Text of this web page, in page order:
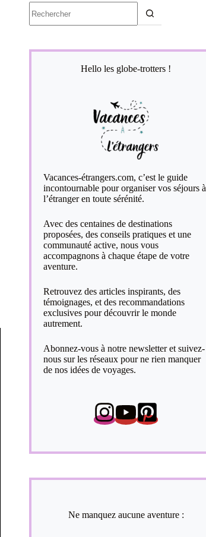
résultat
Hello les globe-trotters !
Vacances-étrangers.com, c’est le guide
incontournable pour organiser vos séjours à
l’étranger en toute sérénité.
Avec des centaines de destinations
proposées, des conseils pratiques et une
communauté active, nous vous
accompagnons à chaque étape de votre
aventure.
Retrouvez des articles inspirants, des
témoignages, et des recommandations
exclusives pour découvrir le monde
autrement.
Abonnez-vous à notre newsletter et suivez-
nous sur les réseaux pour ne rien manquer
de nos idées de voyages.
Ne manquez aucune aventure :